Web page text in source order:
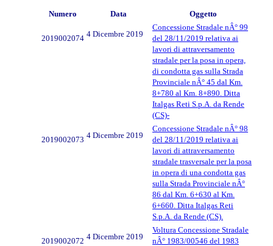
Numero Data Oggetto
2019002074 4 Dicembre 2019
Concessione Stradale nÂ° 99
del 28/11/2019 relativa ai
lavori di attraversamento
stradale per la posa in opera,
di condotta gas sulla Strada
Provinciale nÂ° 45 dal Km.
8+780 al Km. 8+890. Ditta
Italgas Reti S.p.A. da Rende
(CS)-
2019002073 4 Dicembre 2019
Concessione Stradale nÂ° 98
del 28/11/2019 relativa ai
lavori di attraversamento
stradale trasversale per la posa
in opera di una condotta gas
sulla Strada Provinciale nÂ°
86 dal Km. 6+630 al Km.
6+660. Ditta Italgas Reti
S.p.A. da Rende (CS).
2019002072 4 Dicembre 2019
Voltura Concessione Stradale
nÂ° 1983/00546 del 1983